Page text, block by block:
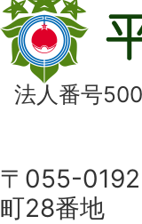
法人番号
〒055-
町28番地